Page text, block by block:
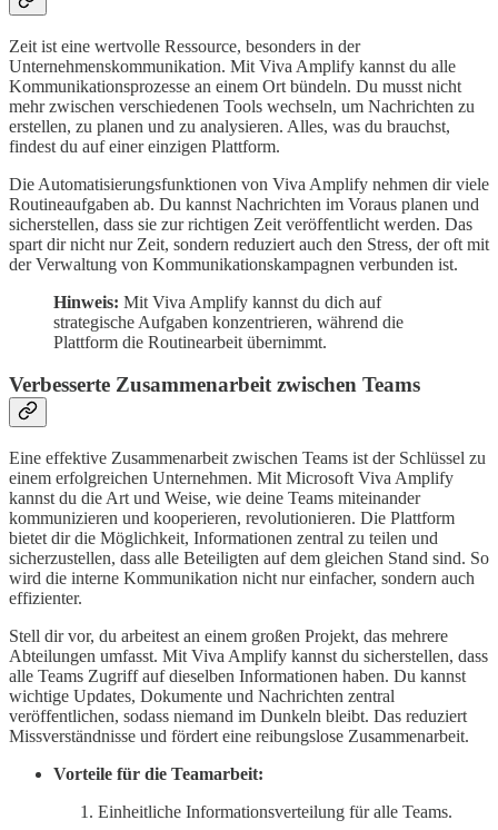
Zeit ist eine wertvolle Ressource, besonders in der
Unternehmenskommunikation. Mit Viva Amplify kannst du alle
Kommunikationsprozesse an einem Ort bündeln. Du musst nicht
mehr zwischen verschiedenen Tools wechseln, um Nachrichten zu
erstellen, zu planen und zu analysieren. Alles, was du brauchst,
findest du auf einer einzigen Plattform.
Die Automatisierungsfunktionen von Viva Amplify nehmen dir viele
Routineaufgaben ab. Du kannst Nachrichten im Voraus planen und
sicherstellen, dass sie zur richtigen Zeit veröffentlicht werden. Das
spart dir nicht nur Zeit, sondern reduziert auch den Stress, der oft mit
der Verwaltung von Kommunikationskampagnen verbunden ist.
Hinweis: Mit Viva Amplify kannst du dich auf
strategische Aufgaben konzentrieren, während die
Plattform die Routinearbeit übernimmt.
Verbesserte Zusammenarbeit zwischen Teams
Eine effektive Zusammenarbeit zwischen Teams ist der Schlüssel zu
einem erfolgreichen Unternehmen. Mit Microsoft Viva Amplify
kannst du die Art und Weise, wie deine Teams miteinander
kommunizieren und kooperieren, revolutionieren. Die Plattform
bietet dir die Möglichkeit, Informationen zentral zu teilen und
sicherzustellen, dass alle Beteiligten auf dem gleichen Stand sind. So
wird die interne Kommunikation nicht nur einfacher, sondern auch
effizienter.
Stell dir vor, du arbeitest an einem großen Projekt, das mehrere
Abteilungen umfasst. Mit Viva Amplify kannst du sicherstellen, dass
alle Teams Zugriff auf dieselben Informationen haben. Du kannst
wichtige Updates, Dokumente und Nachrichten zentral
veröffentlichen, sodass niemand im Dunkeln bleibt. Das reduziert
Missverständnisse und fördert eine reibungslose Zusammenarbeit.
Vorteile für die Teamarbeit:
Einheitliche Informationsverteilung für alle Teams.